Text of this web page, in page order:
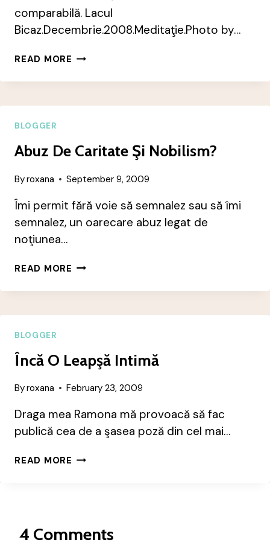
comparabilă. Lacul
Bicaz.Decembrie.2008.Meditaţie.Photo by…
READ MORE ŢIE?
BLOGGER
Abuz De Caritate Şi Nobilism?
Byroxana September 9, 2009
Îmi permit fără voie să semnalez sau să îmi
semnalez, un oarecare abuz legat de
noţiunea…
READ MORE ABUZ
CARITATE
NOBILISM?
BLOGGER
Încă O Leapşă Intimă
Byroxana February 23, 2009
Draga mea Ramona mă provoacă să fac
publică cea de a şasea poză din cel mai…
READ MORE ÎNCĂ
4 Comments